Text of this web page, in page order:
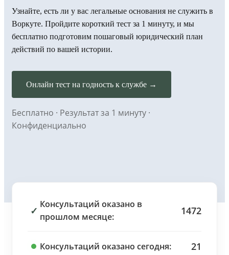
Узнайте, есть ли у вас легальные основания не служить в
Воркуте. Пройдите короткий тест за 1 минуту, и мы
бесплатно подготовим пошаговый юридический план
действий по вашей истории.
Онлайн тест на годность к службе →
Бесплатно · Результат за 1 минуту ·
Конфиденциально
✓
Консультаций оказано в
прошлом месяце:
1472
Консультаций оказано сегодня: 21